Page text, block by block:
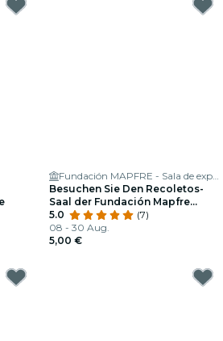
Fundación MAPFRE - Sala de exposiciones
Besuchen Sie Den Recoletos-
Saal der Fundación Mapfre
Madrid
5.0
(7)
08 - 30 Aug.
5,00 €